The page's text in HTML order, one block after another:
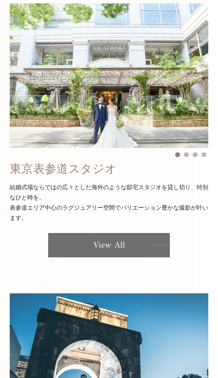
東京表参道スタジオ
結婚式場ならではの広々とした海外のような邸宅スタジオを貸し切り、特別
なひと時を。
表参道エリア中心のラグジュアリー空間でバリエーション豊かな撮影が叶い
ます。
View All